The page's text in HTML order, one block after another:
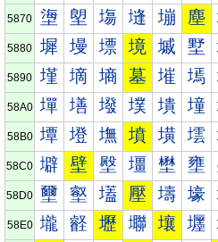
5870 塰 塱 塲 塳 塴 塵
5880 墀 墁 墂 境 墄 墅
5890 墐 墑 墒 墓 墔 墕
58A0 墠 墡 墢 墣 墤 墥
58B0 墰 墱 墲 墳 墴 墵
58C0 壀 壁 壂 壃 壄 壅
58D0 壐 壑 壒 壓 壔 壕
58E0 壠 壡 壢 壣 壤 壥